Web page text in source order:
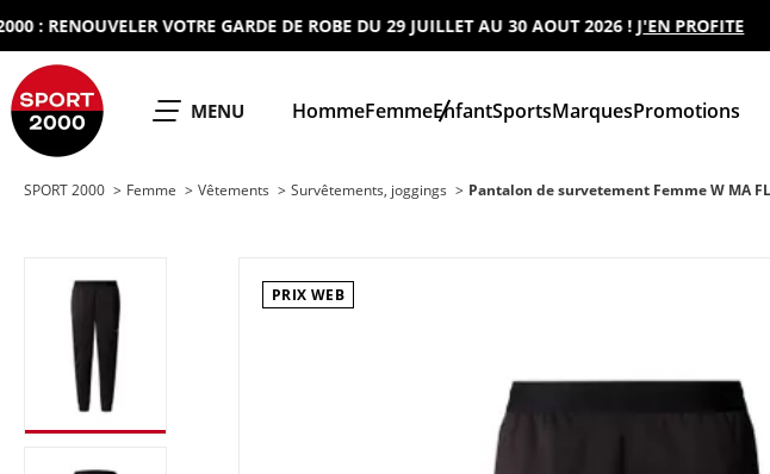
RENOUVELER VOTRE GARDE DE ROBE DU 29 JUILLET AU 30 AOUT 2026 !J'EN PROFITE
OUVRIR LE
MENU HommeFemmeEnfantSportsMarquesPromotions
SPORT 2000 Femme Vêtements Survêtements, joggings Pantalon de survetement Femme W MA
PRIX WEB